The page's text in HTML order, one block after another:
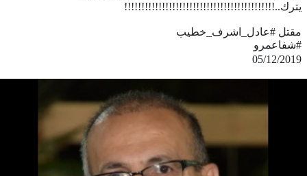
يترك..!!!!!!!!!!!!!!!!!!!!!!!!!!!!!!!!!!!!!!!!!!!!
مقتل #عادل_اشرف_خطيب
#شفاعمرو
05/12/2019